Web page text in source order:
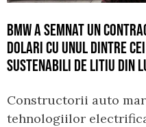
BMW A SEMNAT UN
DOLARI CU UNUL DINTRE
SUSTENABILI DE LITIU DIN
Constructorii auto
tehnologiilor